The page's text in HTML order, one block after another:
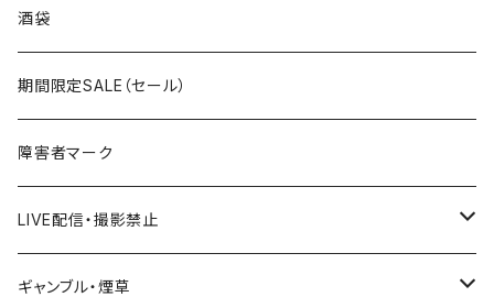
国道600～699号線
国道700～799号線
ROUTE600～699号線
ROUTE 100～199号線
ROUTE 0～99号線
ROUTE 100～199号線
岩手県
宮城県
秋田県
Tシャツ
ステッカー
山形県
福島県
酒袋
期間限定SALE（セール）
障害者マーク
LIVE配信・撮影禁止
LIVE配信禁止
ギャンブル・煙草